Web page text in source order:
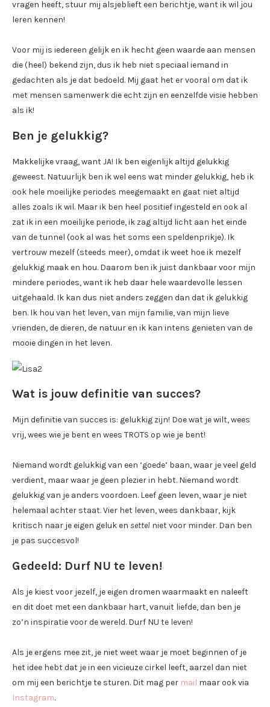
vragen heeft, stuur mij alsjeblieft een berichtje, want ik wil jou
leren kennen!
Voor mij is iedereen gelijk en ik hecht geen waarde aan mensen
die (heel) bekend zijn, dus ik heb niet speciaal iemand in
gedachten als je dat bedoeld. Mij gaat het er vooral om dat ik
met mensen samenwerk die echt zijn en eenzelfde visie hebben
als ik!
Ben je gelukkig?
Makkelijke vraag, want JA! Ik ben eigenlijk altijd gelukkig
geweest. Natuurlijk ben ik wel eens wat minder gelukkig, heb ik
ook hele moeilijke periodes meegemaakt en gaat niet altijd
alles zoals ik wil. Maar ik ben heel positief ingesteld en ook al
zat ik in een moeilijke periode, ik zag altijd licht aan het einde
van de tunnel (ook al was het soms een speldenprikje). Ik
vertrouw mezelf (steeds meer), omdat ik weet hoe ik mezelf
gelukkig maak en hou. Daarom ben ik juist dankbaar voor mijn
mindere periodes, want ik heb daar hele waardevolle lessen
uitgehaald. Ik kan dus niet anders zeggen dan dat ik gelukkig
ben. Ik hou van het leven, van mijn familie, van mijn lieve
vrienden, de dieren, de natuur en ik kan intens genieten van de
mooie dingen in het leven.
Wat is jouw definitie van succes?
Mijn definitie van succes is: gelukkig zijn! Doe wat je wilt, wees
vrij, wees wie je bent en wees TROTS op wie je bent!
Niemand wordt gelukkig van een ‘goede’ baan, waar je veel geld
verdient, maar waar je geen plezier in hebt. Niemand wordt
gelukkig van je anders voordoen. Leef geen leven, waar je niet
helemaal achter staat. Vier het leven, wees dankbaar, kijk
kritisch naar je eigen geluk en settel niet voor minder. Dan ben
je pas succesvol!
Gedeeld: Durf NU te leven!
Als je kiest voor jezelf, je eigen dromen waarmaakt en naleeft
en dit doet met een dankbaar hart, vanuit liefde, dan ben je
zo’n inspiratie voor de wereld. Durf NU te leven!
Als je ergens mee zit, je niet weet waar je moet beginnen of je
het idee hebt dat je in een vicieuze cirkel leeft, aarzel dan niet
om mij een berichtje te sturen. Dit mag per mail maar ook via
Instagram.